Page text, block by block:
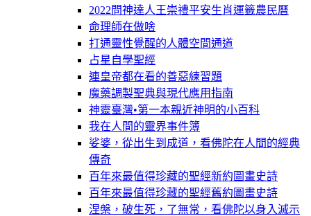
2022問神達人王崇禮平安生肖運籤農民曆
命理師在做啥
打通靈性覺醒的人體空間通道
占星自學聖經
連皇帝都在看的善惡練習題
魔藥調製聖典與現代應用指南
神靈臺灣•第一本親近神明的小百科
我在人間的靈界事件簿
娑婆，從出生到成道，看佛陀在人間的經典
傳奇
百年來最值得珍藏的聖經新約圖畫史詩
百年來最值得珍藏的聖經舊約圖畫史詩
涅槃，破生死，了無常，看佛陀以身入滅示